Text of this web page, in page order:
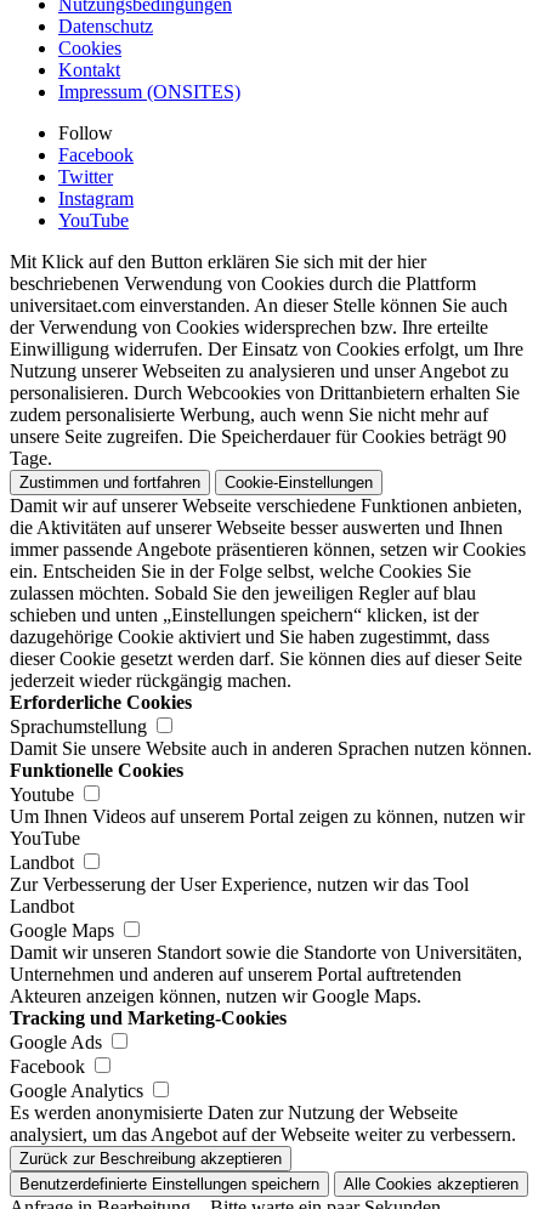
Nutzungsbedingungen
Datenschutz
Cookies
Kontakt
Impressum (ONSITES)
Follow
Facebook
Twitter
Instagram
YouTube
Mit Klick auf den Button erklären Sie sich mit der hier
beschriebenen Verwendung von Cookies durch die Plattform
universitaet.com einverstanden. An dieser Stelle können Sie auch
der Verwendung von Cookies widersprechen bzw. Ihre erteilte
Einwilligung widerrufen. Der Einsatz von Cookies erfolgt, um Ihre
Nutzung unserer Webseiten zu analysieren und unser Angebot zu
personalisieren. Durch Webcookies von Drittanbietern erhalten Sie
zudem personalisierte Werbung, auch wenn Sie nicht mehr auf
unsere Seite zugreifen. Die Speicherdauer für Cookies beträgt 90
Tage.
Zustimmen und fortfahren Cookie-Einstellungen
Damit wir auf unserer Webseite verschiedene Funktionen anbieten,
die Aktivitäten auf unserer Webseite besser auswerten und Ihnen
immer passende Angebote präsentieren können, setzen wir Cookies
ein. Entscheiden Sie in der Folge selbst, welche Cookies Sie
zulassen möchten. Sobald Sie den jeweiligen Regler auf blau
schieben und unten „Einstellungen speichern“ klicken, ist der
dazugehörige Cookie aktiviert und Sie haben zugestimmt, dass
dieser Cookie gesetzt werden darf. Sie können dies auf dieser Seite
jederzeit wieder rückgängig machen.
Erforderliche Cookies
Sprachumstellung
Damit Sie unsere Website auch in anderen Sprachen nutzen können.
Funktionelle Cookies
Youtube
Um Ihnen Videos auf unserem Portal zeigen zu können, nutzen wir
YouTube
Landbot
Zur Verbesserung der User Experience, nutzen wir das Tool
Landbot
Google Maps
Damit wir unseren Standort sowie die Standorte von Universitäten,
Unternehmen und anderen auf unserem Portal auftretenden
Akteuren anzeigen können, nutzen wir Google Maps.
Tracking und Marketing-Cookies
Google Ads
Facebook
Google Analytics
Es werden anonymisierte Daten zur Nutzung der Webseite
analysiert, um das Angebot auf der Webseite weiter zu verbessern.
Zurück zur Beschreibung akzeptieren
Benutzerdefinierte Einstellungen speichern
Alle Cookies akzeptieren